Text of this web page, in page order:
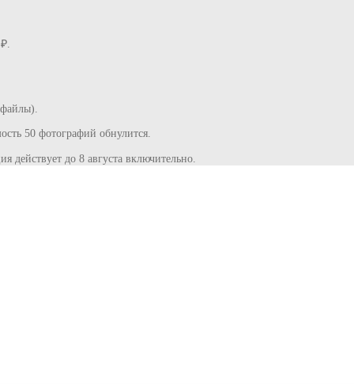
50 фотографий обнулится.
действует до 8 августа включительно.